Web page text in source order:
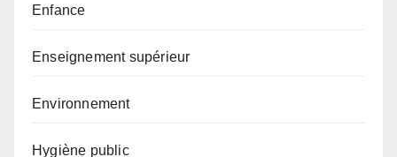
Enfance
Enseignement supérieur
Environnement
Hygiène public